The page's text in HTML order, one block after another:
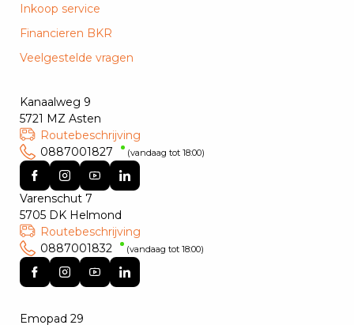
Inkoop service
Financieren BKR
Veelgestelde vragen
Kanaalweg 9
5721 MZ Asten
Routebeschrijving
0887001827
(vandaag tot 18:00)
Varenschut 7
5705 DK Helmond
Routebeschrijving
0887001832
(vandaag tot 18:00)
Emopad 29